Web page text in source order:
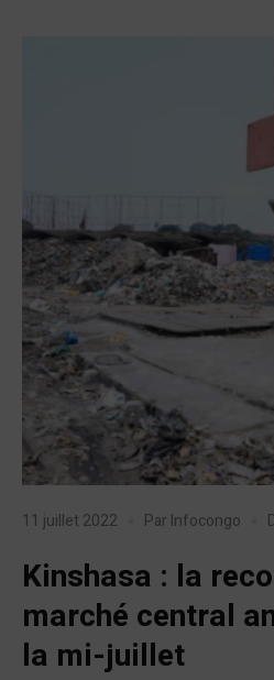
11 juillet 2022 Par Infocongo
Kinshasa : la
marché central
la mi-juillet